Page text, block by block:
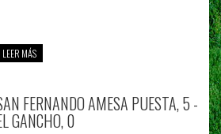
LEER MÁS
FERNANDO AMESA PUESTA, 5 -
GANCHO, 0